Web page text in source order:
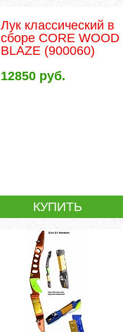
Лук классический в
сборе CORE WOOD
BLAZE (900060)
12850 руб.
КУПИТЬ